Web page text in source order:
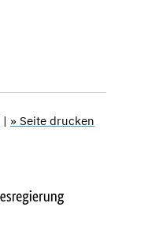
| » Seite drucken